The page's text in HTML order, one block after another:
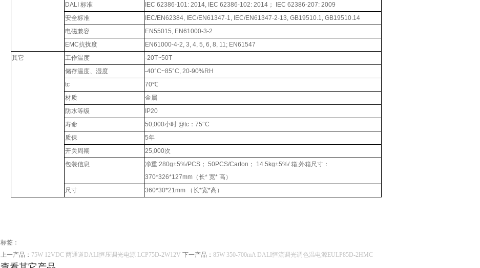
DALI 标准
IEC 62386-101: 2014, IEC 62386-102: 2014； IEC 62386-207: 2009
安全标准
IEC/EN62384, IEC/EN61347-1, IEC/EN61347-2-13, GB19510.1, GB19510.14
电磁兼容
EN55015, EN61000-3-2
EMC抗扰度
EN61000-4-2, 3, 4, 5, 6, 8, 11; EN61547
其它
工作温度
-20T~50T
储存温度、湿度
-40°C~85°C, 20-90%RH
tc
70℃
材质
金属
防水等级
IP20
寿命
50,000小时 @tc：75°C
质保
5年
开关周期
25,000次
包装信息
净重:280g±5%/PCS； 50PCS/Carton； 14.5kg±5%/ 箱;外箱尺寸：
370*326*127mm（长* 宽* 高）
尺寸
360*30*21mm （长*宽*高）
标签：
上一产品： 75W 12VDC 两通道DALI恒压调光电源 LCP75D-2W12V 下一产品： 85W 350-700mA DALI恒流调光调色温电源EULP85D-2HMC